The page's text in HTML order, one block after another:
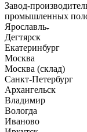
Завод-
промышленных
Ярославль
Дегтярск
Екатеринбург
Москва
Москва (склад)
Санкт-Петербург
Архангельск
Владимир
Вологда
Иваново